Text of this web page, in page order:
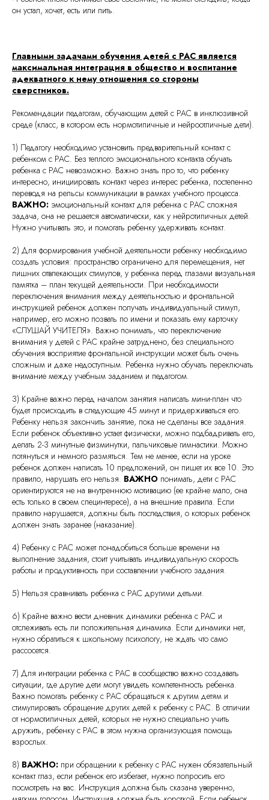
он устал, хочет, есть или пить.
Главными задачами обучения детей с РАС является
максимальная интеграция в общество и воспитание
адекватного к нему отношения со стороны
сверстников.
Рекомендации педагогам, обучающим детей с РАС в инклюзивной
среде (класс, в котором есть нормотипичные и нейроотличные дети).
1) Педагогу необходимо установить предварительный контакт с
ребенком с РАС. Без теплого эмоционального контакта обучать
ребенка с РАС невозможно. Важно знать про то, что ребенку
интересно, инициировать контакт через интерес ребенка, постепенно
переводя на рельсы коммуникации в рамках учебного процесса.
ВАЖНО: эмоциональный контакт для ребенка с РАС сложная
задача, она не решается автоматически, как у нейротипичных детей.
Нужно учитывать это, и помогать ребенку удерживать контакт.
2) Для формирования учебной деятельности ребенку необходимо
создать условия: пространство ограничено для перемещения, нет
лишних отвлекающих стимулов, у ребенка перед глазами визуальная
памятка – план текущей деятельности. При необходимости
переключения внимания между деятельностью и фронтальной
инструкцией ребенок должен получать индивидуальный стимул,
например, его можно позвать по имени и показать ему карточку
«СЛУШАЙ УЧИТЕЛЯ». Важно понимать, что переключение
внимания у детей с РАС крайне затруднено, без специального
обучения восприятие фронтальной инструкции может быть очень
сложным и даже недоступным. Ребенка нужно обучать переключать
внимание между учебным заданием и педагогом.
3) Крайне важно перед началом занятия написать мини-план что
будет происходить в следующие 45 минут и придерживаться его.
Ребенку нельзя закончить занятие, пока не сделаны все задания.
Если ребенок объективно устает физически, можно подбадривать его,
делать 2-3 минутные физминутки, пальчиковые гимнастики. Можно
потянуться и немного размяться. Тем не менее, если на уроке
ребенок должен написать 10 предложений, он пишет их все 10. Это
правило, нарушать его нельзя. ВАЖНО понимать, дети с РАС
ориентируются не на внутреннюю мотивацию (ее крайне мало, она
есть только в своем специнтересе), а на внешние правила. Если
правило нарушается, должны быть последствия, о которых ребенок
должен знать заранее (наказание).
4) Ребенку с РАС может понадобиться больше времени на
выполнение задания, стоит учитывать индивидуальную скорость
работы и продуктивность при составлении учебного задания.
5) Нельзя сравнивать ребенка с РАС другими детьми.
6) Крайне важно вести дневник динамики ребенка с РАС и
отслеживать есть ли положительная динамика. Если динамики нет,
нужно обратиться к школьному психологу, не ждать что само
рассосется.
7) Для интеграции ребенка с РАС в сообщество важно создавать
ситуации, где другие дети могут увидеть компетентность ребенка.
Важно помогать ребенку с РАС обращаться к другим детям и
стимулировать обращение других детей к ребенку с РАС. В отличии
от нормотипичных детей, которых не нужно специально учить
дружить, ребенку с РАС в этом нужна организующая помощь
взрослых.
8) ВАЖНО: при обращении к ребенку с РАС нужен обязательный
контакт глаз, если ребенок его избегает, нужно попросить его
посмотреть на вас. Инструкция должна быть сказана уверенно,